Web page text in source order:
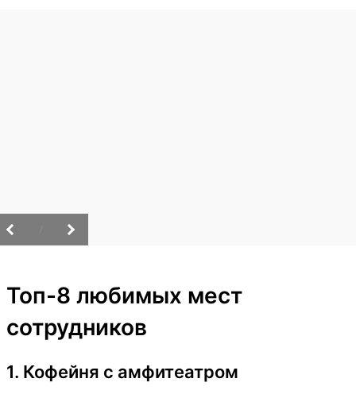
Топ-8 любимых мест
сотрудников
1. Кофейня с амфитеатром